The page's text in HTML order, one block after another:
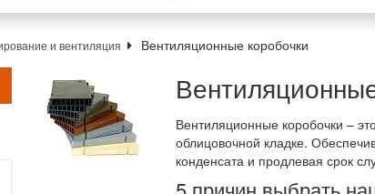
и вентиляция Вентиляционные коробочки
Вентиляционные коробочки –
облицовочной кладке.
конденсата и продлевая срок